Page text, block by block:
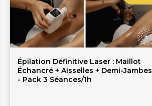
Épilation Définitive Laser : Maillot
Échancré + Aisselles + Demi-Jambes
- Pack 3 Séances/1h